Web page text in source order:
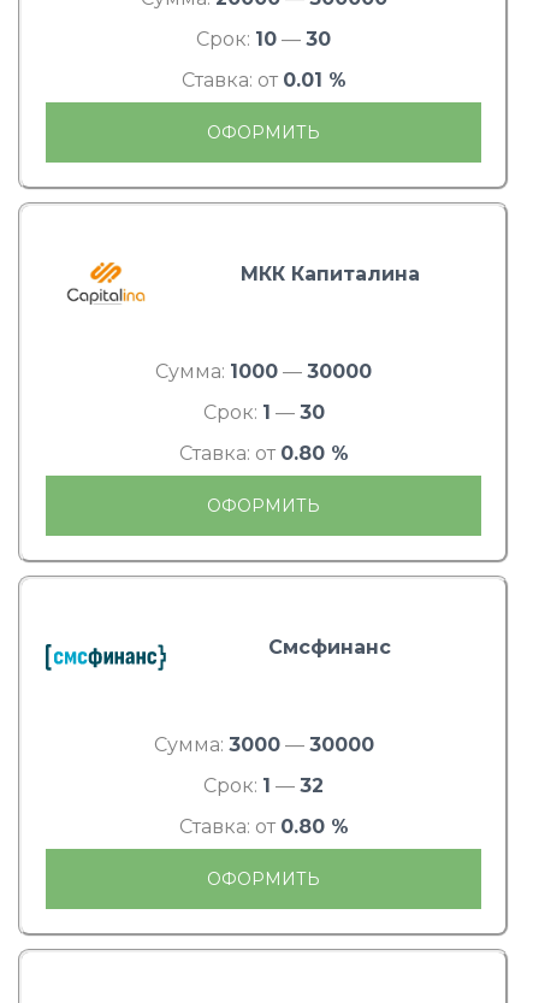
Срок: 10 — 30
Ставка: от 0.01 %
ОФОРМИТЬ
МКК Капиталина
Сумма: 1000 — 30000
Срок: 1 — 30
Ставка: от 0.80 %
ОФОРМИТЬ
Смсфинанс
Сумма: 3000— 30000
Срок: 1 — 32
Ставка: от 0.80 %
ОФОРМИТЬ